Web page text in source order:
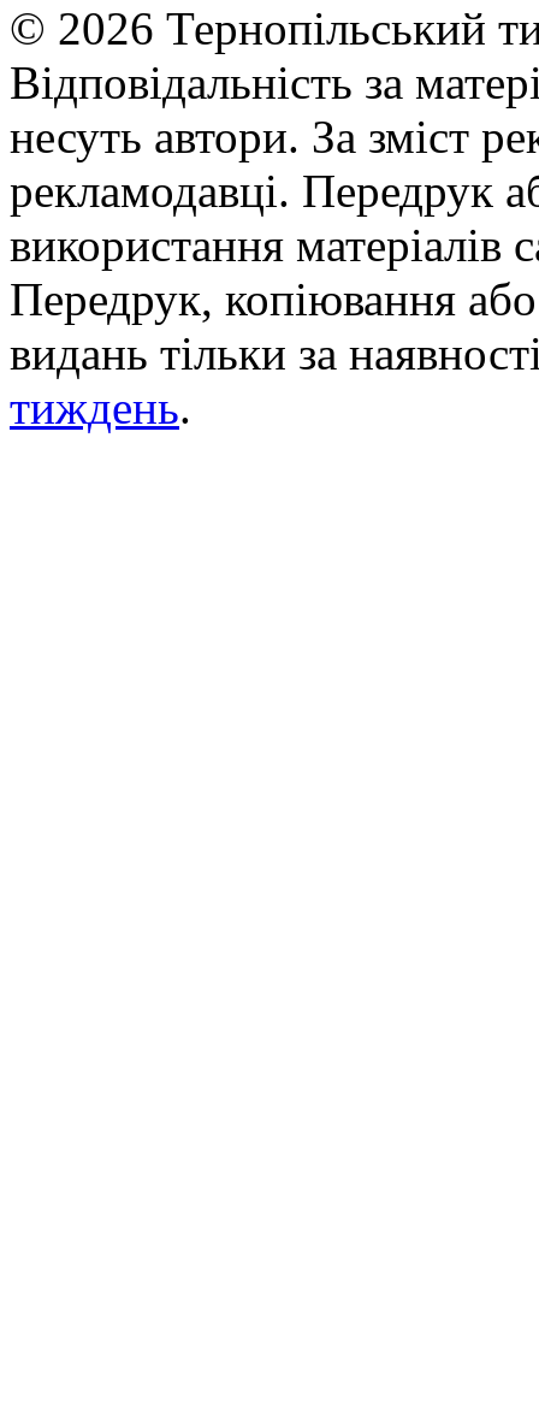
© 2026 Тернопільський
Відповідальність за
несуть автори. За зміст
рекламодавці. Передрук
використання матеріалів
Передрук, копіювання
видань тільки за
тиждень.